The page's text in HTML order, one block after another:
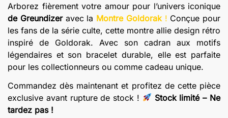
Arborez fièrement votre amour pour l’univers iconique
de Greundizeravec la Montre Goldorak! Conçue pour
les fans de la série culte, cette montre allie design rétro
inspiré de Goldorak. Avec son cadran aux motifs
légendaires et son bracelet durable, elle est parfaite
pour les collectionneurs ou comme cadeau unique.
Commandez dès maintenant et profitez de cette pièce
exclusive avant rupture de stock !
Stock limité – Ne
tardez pas !